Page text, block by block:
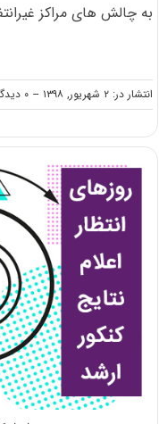
به چالش های مراکز
انتشار در: ۲ شهریور, ۱۳۹۸ -- ۰ دیدگاه